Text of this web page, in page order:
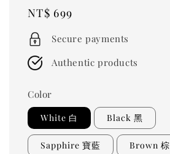
Regular
price
NT$ 699
Secure payments
Authentic products
Color
White 白 Black 黑
Sapphire 寶藍 Brown 棕